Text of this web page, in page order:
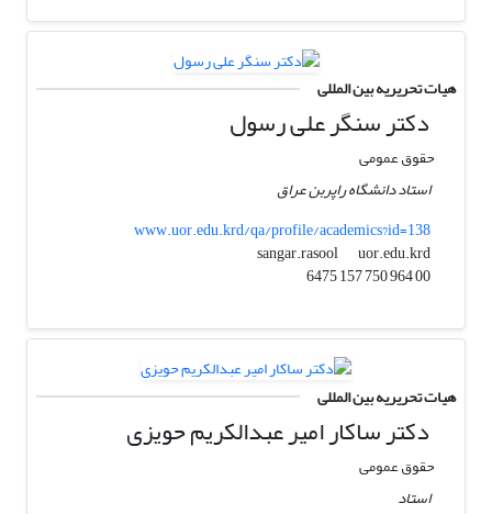
هیات تحریریه بین المللی
دکتر سنگر علی رسول
حقوق عمومی
استاد دانشگاه راپربن عراق
www.uor.edu.krd/qa/profile/academics?id=138
sangar.rasool
uor.edu.krd
00 964 750 157 6475
هیات تحریریه بین المللی
دکتر ساکار امیر عبدالکریم حویزی
حقوق عمومی
استاد